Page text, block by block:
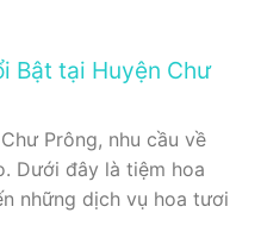
Bật tại Huyện Chư
Prông, nhu cầu về
Dưới đây là tiệm hoa
những dịch vụ hoa tươi